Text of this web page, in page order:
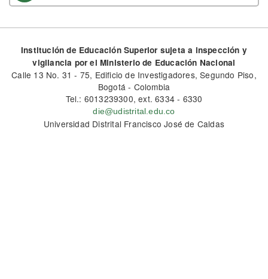
Institución de Educación Superior sujeta a inspección y
vigilancia por el Ministerio de Educación Nacional
Calle 13 No. 31 - 75, Edificio de Investigadores, Segundo Piso,
Bogotá - Colombia
Tel.: 6013239300, ext. 6334 - 6330
die@udistrital.edu.co
Universidad Distrital Francisco José de Caldas